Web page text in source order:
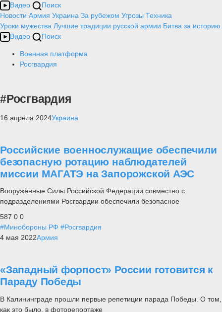
Видео
Поиск
Новости Армия Украина За рубежом Угрозы Техника
Уроки мужества Лучшие традиции русской армии Битва за историю
Видео
Поиск
Военная платформа
Росгвардия
#Росгвардия
16 апреля 2024Украина
Российские военнослужащие обеспечили
безопасную ротацию наблюдателей
миссии МАГАТЭ на Запорожской АЭС
Вооружённые Силы Российской Федерации совместно с
подразделениями Росгвардии обеспечили безопасное
587 0 0
#Минобороны РФ #Росгвардия
4 мая 2022Армия
«Западный форпост» России готовится к
Параду Победы
В Калининграде прошли первые репетиции парада Победы. О том,
как это было, в фоторепортаже